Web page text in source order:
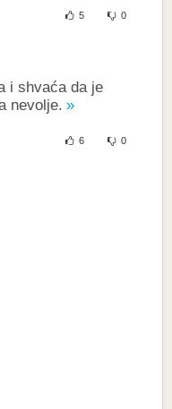
5 0
i shvaća da je
nevolje.
6 0